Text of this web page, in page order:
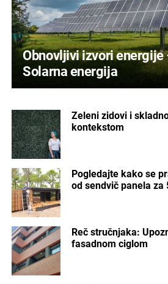
Obnovljivi izvori energije
Solarna energija
Zeleni zidovi i
kontekstom
Pogledajte kako se
od sendvič panela za
Reč stručnjaka:
fasadnom ciglom